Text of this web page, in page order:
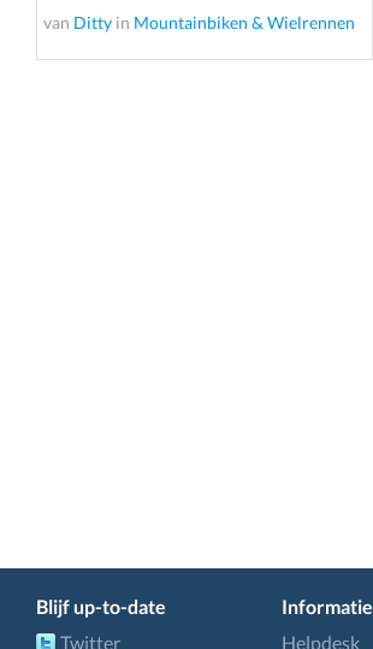
van Ditty in Mountainbiken & Wielrennen
Blijf up-to-date
Twitter
Informatie
Helpdesk